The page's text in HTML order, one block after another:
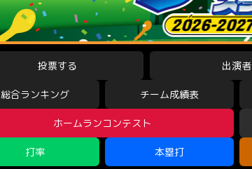
投票する 出演者
総合ランキング チーム成績表
ホームランコンテスト
打率 本塁打